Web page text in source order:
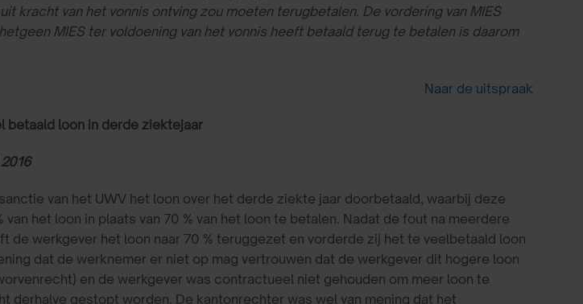
kracht van het vonnis ontving zou moeten terugbetalen. De vordering van MIES
MIES ter voldoening van het vonnis heeft betaald terug te betalen is daarom
Naar de uitspraak
betaald loon in derde ziektejaar
van het UWV het loon over het derde ziekte jaar doorbetaald, waarbij deze
van het loon in plaats van 70 % van het loon te betalen. Nadat de fout na meerdere
de werkgever het loon naar 70 % teruggezet en vorderde zij het te veelbetaald loon
dat de werknemer er niet op mag vertrouwen dat de werkgever dit hogere loon
en de werkgever was contractueel niet gehouden om meer loon te
derhalve gestopt worden. De kantonrechter was wel van mening dat het